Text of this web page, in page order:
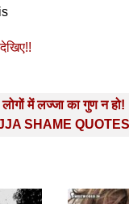
लोगों में लज्जा का गुण न
SHAME